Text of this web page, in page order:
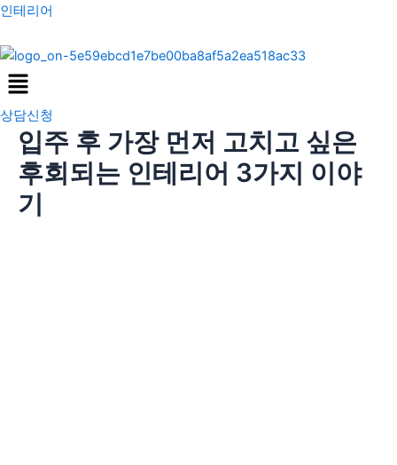
콘
츠
로
건
너
인테리어
Menu
상담신청
입주 후 가장 먼저 고치고 싶은
후회되는 인테리어 3가지 이야
기
포
트
탐
색